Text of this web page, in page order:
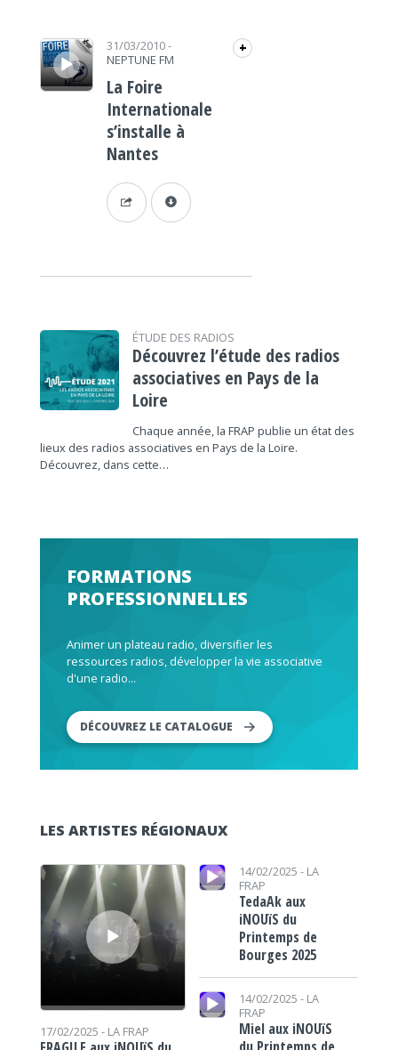
Lecteur audio 31/03/2010-
NEPTUNE FM
+
La Foire
Internationale
s’installe à
Nantes
ÉTUDE DES RADIOS
Découvrez l’étude des radios
associatives en Pays de la
Loire
Chaque année, la FRAP publie un état des
lieux des radios associatives en Pays de la Loire.
Découvrez, dans cette…
FORMATIONS
PROFESSIONNELLES
Animer un plateau radio, diversifier les
ressources radios, développer la vie associative
d'une radio...
DÉCOUVREZ LE CATALOGUE
LES ARTISTES RÉGIONAUX
Lecteur audio
17/02/2025 - LA FRAP
Lecteur audio 14/02/2025 - LA
FRAP
TedaAk aux
iNOUïS du
Printemps de
Bourges 2025
Lecteur audio
14/02/2025 - LA
FRAP
Miel aux iNOUïS